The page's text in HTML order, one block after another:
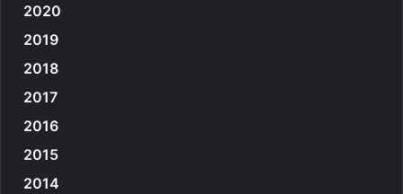
2020
2019
2018
2017
2016
2015
2014